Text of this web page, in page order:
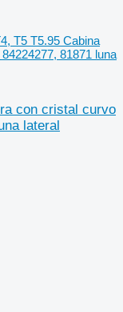
T5 T5.95 Cabina
81871 luna
con cristal curvo
lateral